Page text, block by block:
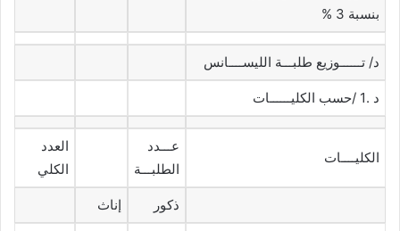
بنسبة 3 %
د/ تــــــوزيع طلبـــة الليســــانس
د .1 /حسب الكليــــــات
الكليــــات
عـــدد
الطلبـــة
العدد
الكلي
ذكور إناث